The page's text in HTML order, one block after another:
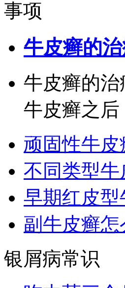
牛皮癣的
牛皮癣的
牛皮癣之
顽固性牛
不同类型
早期红皮
副牛皮癣
银屑病常识